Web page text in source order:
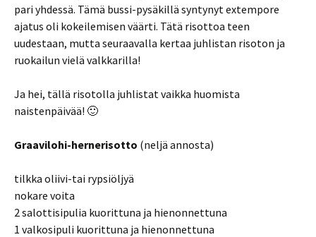
pari yhdessä. Tämä bussi-pysäkillä syntynyt extempore
ajatus oli kokeilemisen väärti. Tätä risottoa teen
uudestaan, mutta seuraavalla kertaa juhlistan risoton ja
ruokailun vielä valkkarilla!
Ja hei, tällä risotolla juhlistat vaikka huomista
naistenpäivää! 🙂
Graavilohi-hernerisotto (neljä annosta)
tilkka oliivi-tai rypsiöljyä
nokare voita
2 salottisipulia kuorittuna ja hienonnettuna
1 valkosipuli kuorittuna ja hienonnettuna